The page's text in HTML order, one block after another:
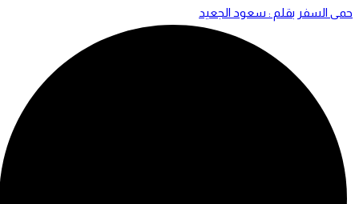
حمى السفر بقلم : سعود الجعيد